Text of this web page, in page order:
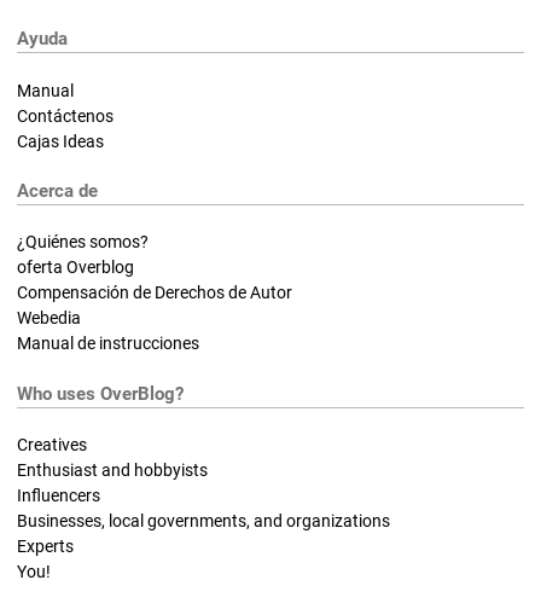
Ayuda
Manual
Contáctenos
Cajas Ideas
Acerca de
¿Quiénes somos?
oferta Overblog
Compensación de Derechos de Autor
Webedia
Manual de instrucciones
Who uses OverBlog?
Creatives
Enthusiast and hobbyists
Influencers
Businesses, local governments, and organizations
Experts
You!